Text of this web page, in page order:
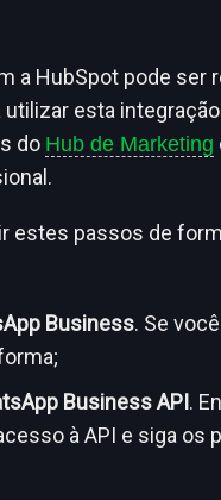
a HubSpot pode ser
utilizar esta
do Hub de Marketing
estes passos de
Business. Se
Business API.
à API e siga